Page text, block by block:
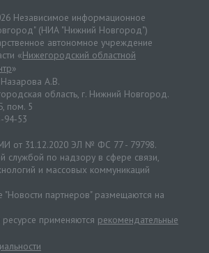
Независимое информационное
(НИА "Нижний Новгород")
автономное учреждение
«Нижегородский областной
»
А.В.
область, г. Нижний Новгород.
пом. 5
94-53
от 31.12.2020 ЭЛ № ФС 77 - 79798.
службой по надзору в сфере связи,
и массовых коммуникаций
"Новости партнеров" размещаются на
применяются рекомендательные